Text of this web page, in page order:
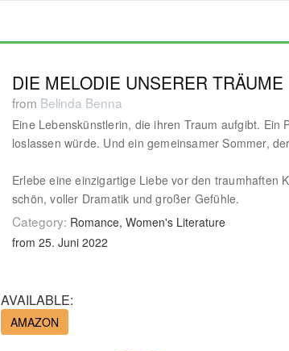
DIE MELODIE UNSERER TRÄUME
from Belinda Benna
Eine Lebenskünstlerin, die ihren Traum aufgibt. Ein
loslassen würde. Und ein gemeinsamer Sommer,
Erlebe eine einzigartige Liebe vor den traumhaften
schön, voller Dramatik und großer Gefühle.
Category: Romance, Women's Literature
from 25. Juni 2022
AVAILABLE:
AMAZON